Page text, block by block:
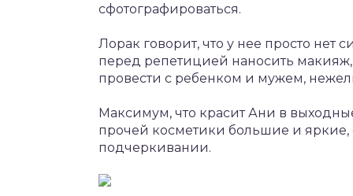
сфотографироваться.
Лорак говорит, что у нее просто
перед репетицией наносить
провести с ребенком и мужем,
Максимум, что красит Ани в
прочей косметики большие и
подчеркивании.